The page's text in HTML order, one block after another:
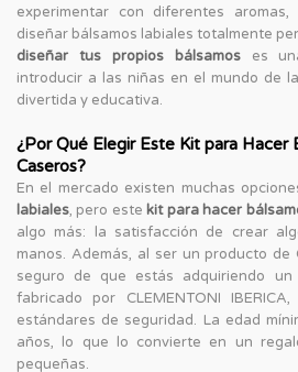
experimentar con diferentes
diseñar bálsamos labiales totalmente
diseñar tus propios bálsamoses
introducir a las niñas en el mundo de
divertida y educativa.
¿Por Qué Elegir Este Kit para Hacer
Caseros?
En el mercado existen muchas
labiales, pero estekit para hacer
algo más: la satisfacción de crear
manos. Además, al ser un producto de
seguro de que estás adquiriendo
fabricado por CLEMENTONI
estándares de seguridad. La edad
años, lo que lo convierte en un
pequeñas.